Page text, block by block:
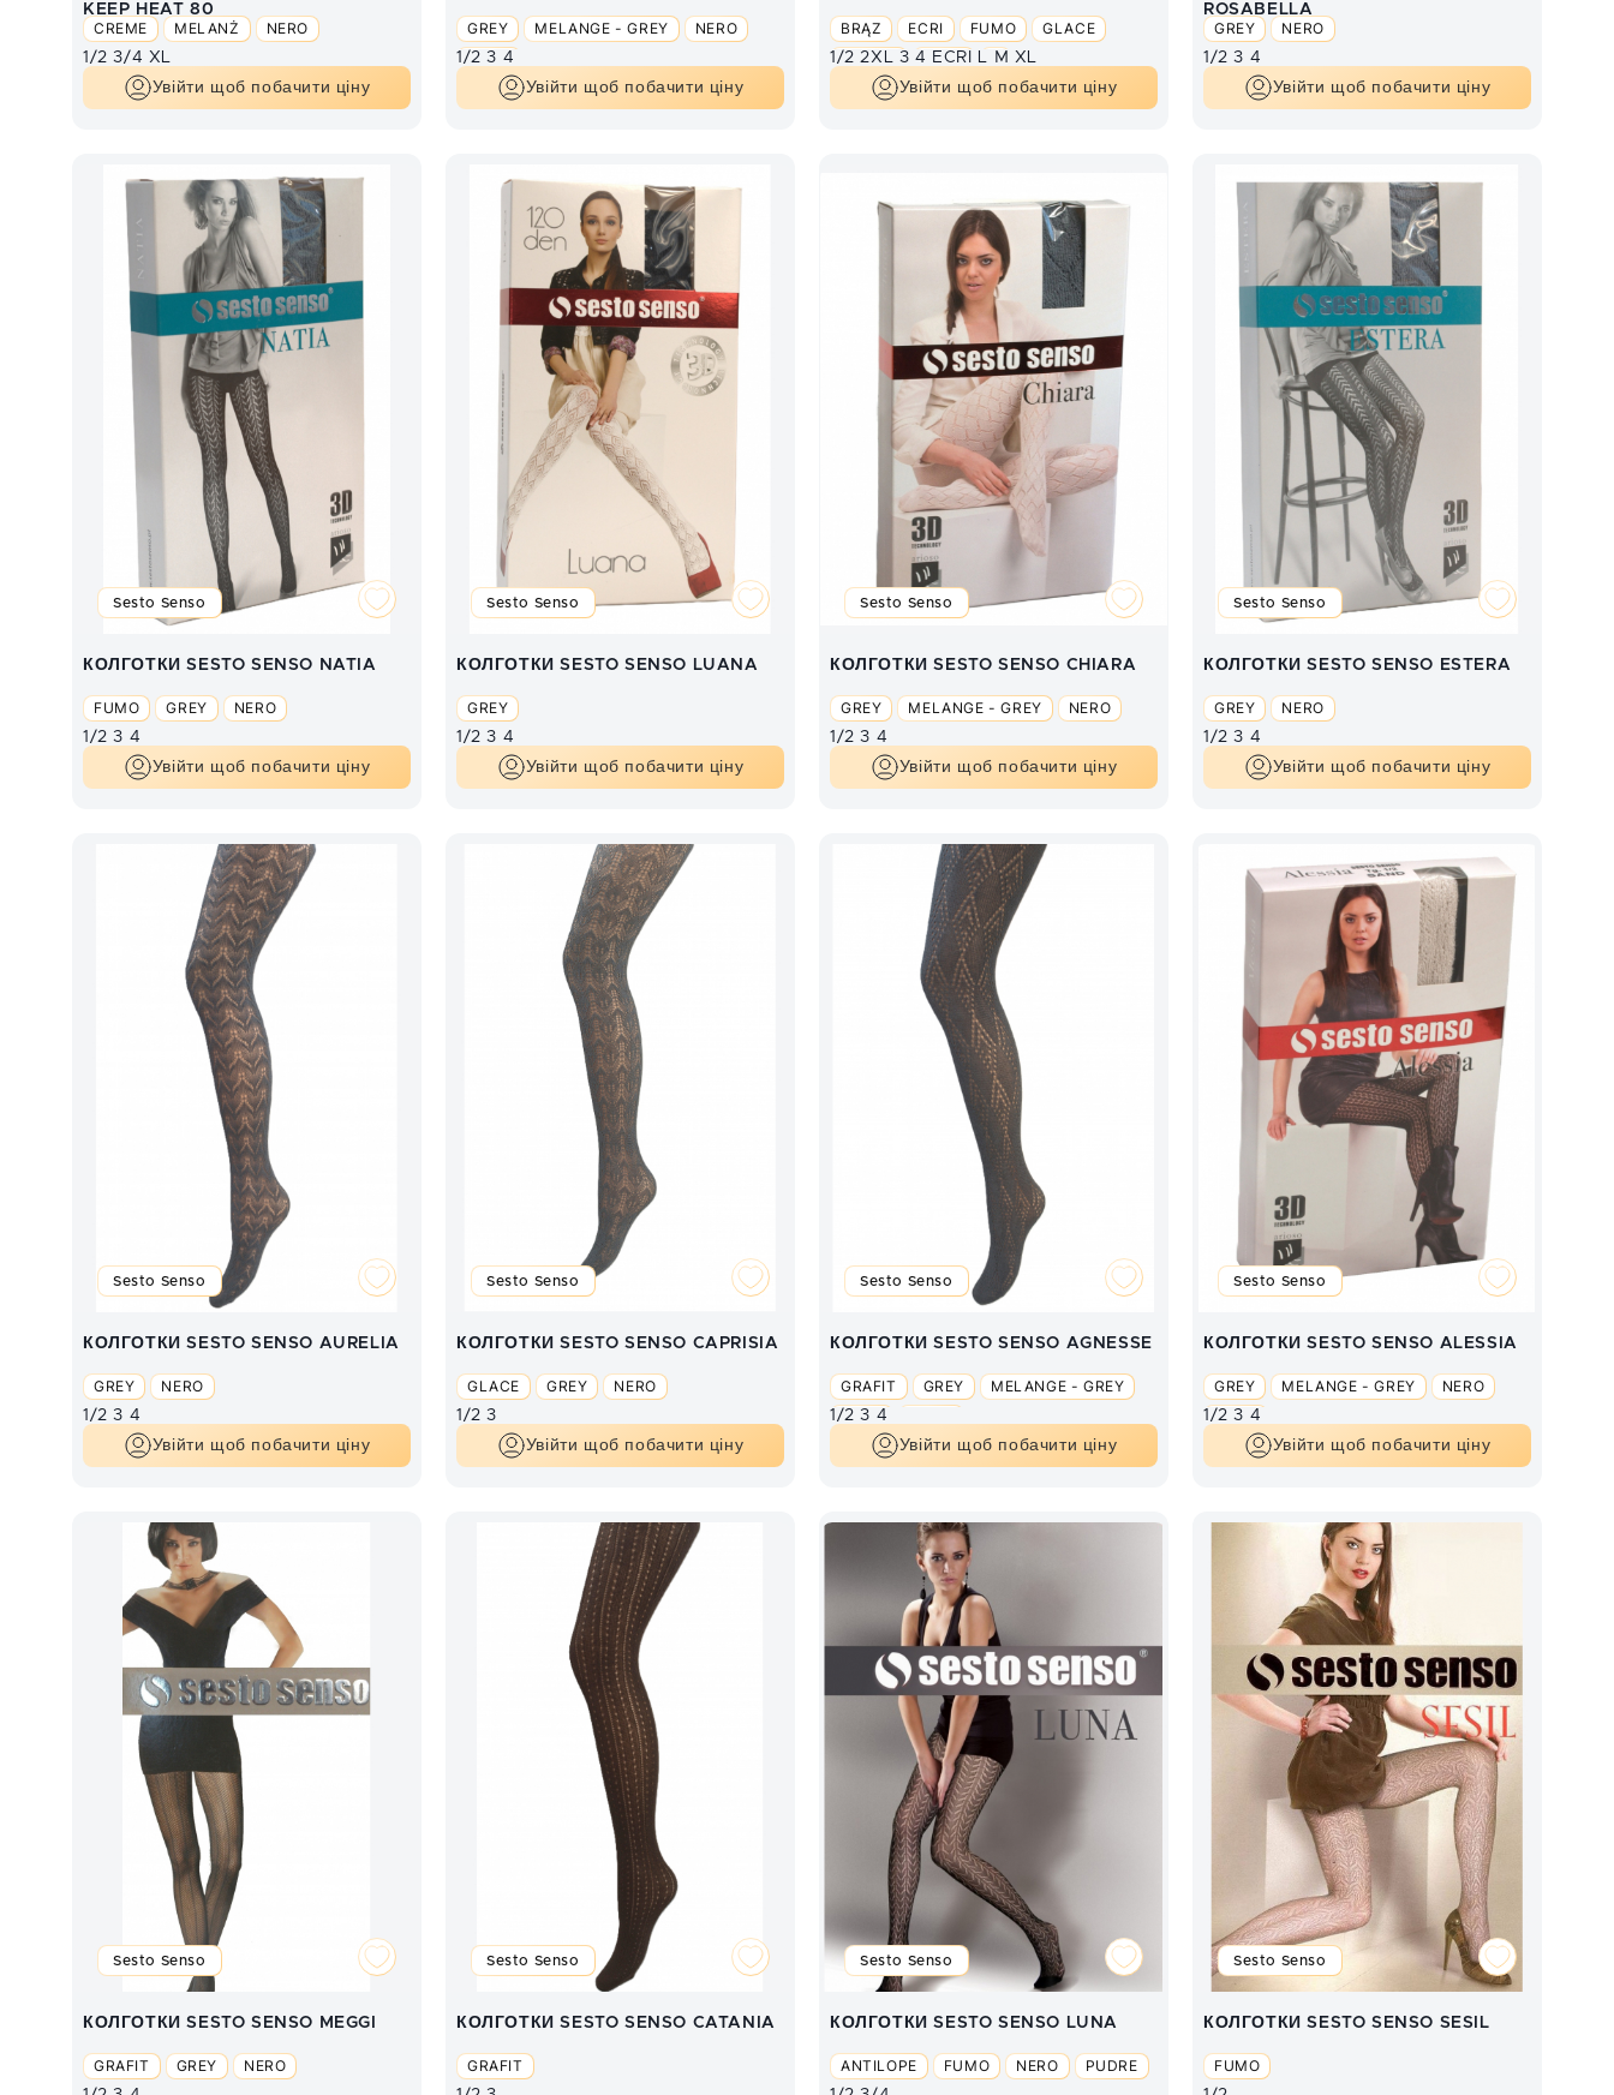
KEEP HEAT 80
CREME MELANŻ NERO
1/2 3/4 XL
Увійти щоб побачити ціну
GREY MELANGE - GREY
NERO
SAND
1/2 3 4
Увійти щоб побачити ціну
BRĄZ ECRI FUMO
GLACE
GRAFIT
GREY
L
MELANGE - GREY
NERO SAND
1/2 2XL 3 4 ECRI L M XL
Увійти щоб побачити ціну
ROSABELLA
GREY NERO
1/2 3 4
Увійти щоб побачити ціну
Sesto Senso
КОЛГОТКИ SESTO SENSO NATIA
FUMO GREY NERO
1/2 3 4
Увійти щоб побачити ціну
Sesto Senso
КОЛГОТКИ SESTO SENSO LUANA
GREY
1/2 3 4
Увійти щоб побачити ціну
Sesto Senso
КОЛГОТКИ SESTO SENSO CHIARA
GREY MELANGE - GREY NERO
1/2 3 4
Увійти щоб побачити ціну
Sesto Senso
КОЛГОТКИ SESTO SENSO ESTERA
GREY NERO
1/2 3 4
Увійти щоб побачити ціну
Sesto Senso
КОЛГОТКИ SESTO SENSO AURELIA
GREY NERO
1/2 3 4
Увійти щоб побачити ціну
Sesto Senso
КОЛГОТКИ SESTO SENSO CAPRISIA
GLACE GREY NERO
1/2 3
Увійти щоб побачити ціну
Sesto Senso
КОЛГОТКИ SESTO SENSO AGNESSE
GRAFIT GREY
MELANGE - GREY
NERO
1/2 3 4
Увійти щоб побачити ціну
Sesto Senso
КОЛГОТКИ SESTO SENSO ALESSIA
GREY MELANGE - GREY
NERO
SAND
1/2 3 4
Увійти щоб побачити ціну
Sesto Senso
КОЛГОТКИ SESTO SENSO MEGGI
GRAFIT GREY NERO
Sesto Senso
КОЛГОТКИ SESTO SENSO CATANIA
GRAFIT
Sesto Senso
КОЛГОТКИ SESTO SENSO LUNA
ANTILOPE FUMO NERO PUDRE
Sesto Senso
КОЛГОТКИ SESTO SENSO SESIL
FUMO